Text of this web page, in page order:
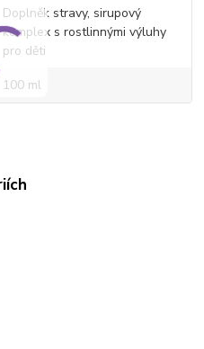
Doplněk stravy, sirupový
komplex s rostlinnými výluhy
pro děti
100 ml